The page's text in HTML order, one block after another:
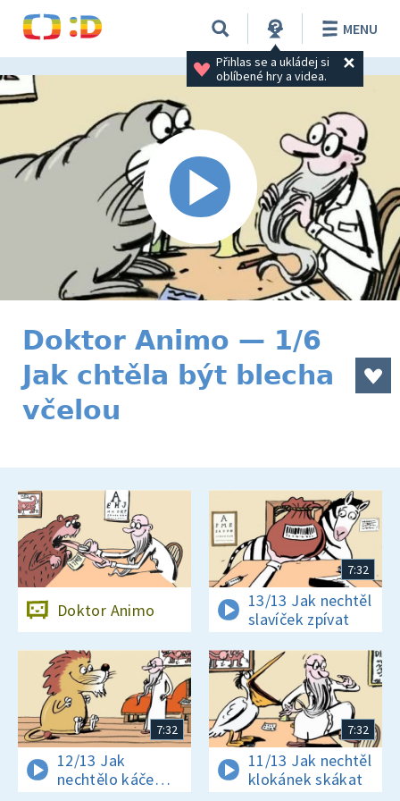
Přihlas se a ukládej si
oblíbené hry a videa.
MENU
Doktor Animo — 1/6
Jak chtěla být blecha
včelou
Doktor Animo
7:32
13/13 Jak nechtěl
slavíček zpívat
7:32
12/13 Jak
nechtělo káče
7:32
11/13 Jak nechtěl
klokánek skákat